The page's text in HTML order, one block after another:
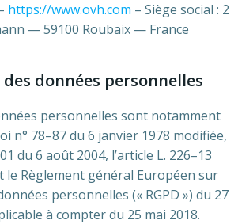
https://www.ovh.com – Siège social : 2
— 59100 Roubaix — France
données personnelles
personnelles sont notamment
n° 78–87 du 6 janvier 1978 modifiée,
du 6 août 2004, l’article L. 226–13
le Règlement général Européen sur
personnelles (« RGPD ») du 27
à compter du 25 mai 2018.